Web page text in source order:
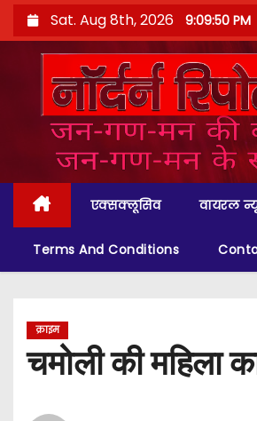
k
o
Sat. Aug 8th, 2026 9:09:51 PM
एक्सक्लूसिव वायरल
Terms And Conditions
क्राइम
चमोली की महिला